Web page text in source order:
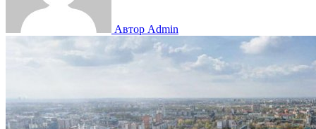
Автор Admin